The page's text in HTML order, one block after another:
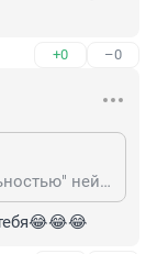
+0 –0
Восхищаться "умом и сообразительностью" нейросети может только тот, кто сам заметно тупее нее.